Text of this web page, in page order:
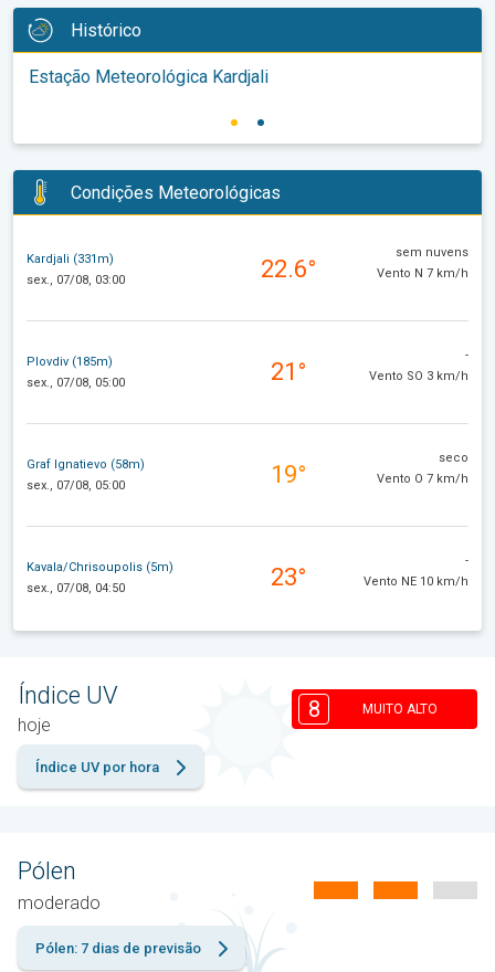
Histórico
Estação Meteorológica Kardjali
Condições Meteorológicas
Kardjali (331m)
sex., 07/08, 03:00
22.6°
sem nuvens
Vento N 7 km/h
Plovdiv (185m)
sex., 07/08, 05:00
21°
-
Vento SO 3 km/h
Graf Ignatievo (58m)
sex., 07/08, 05:00
19°
seco
Vento O 7 km/h
Kavala/Chrisoupolis (5m)
sex., 07/08, 04:50
23°
-
Vento NE 10 km/h
Índice UV
hoje
8 MUITO ALTO
Índice UV por hora
Pólen
moderado
Pólen: 7 dias de previsão